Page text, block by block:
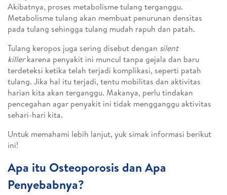
Akibatnya, proses metabolisme tulang terganggu.
Metabolisme tulang akan membuat penurunan densitas
pada tulang sehingga tulang mudah rapuh dan patah.
Tulang keropos juga sering disebut dengan silent
killerkarena penyakit ini muncul tanpa gejala dan baru
terdeteksi ketika telah terjadi komplikasi, seperti patah
tulang. Jika hal itu terjadi, tentu mobilitas dan aktivitas
harian kita akan terganggu. Makanya, perlu tindakan
pencegahan agar penyakit ini tidak mengganggu aktivitas
sehari-hari kita.
Untuk memahami lebih lanjut, yuk simak informasi berikut
ini!
Apa itu Osteoporosis dan Apa
Penyebabnya?